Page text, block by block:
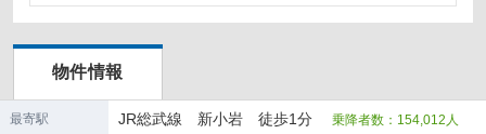
小岩駅の店舗物件・貸店舗・テナント一覧
錦糸町駅の店舗物件・貸店舗・テナント一覧
物件情報
最寄駅 JR総武線 新小岩 徒歩1分 乗降者数：154,012人